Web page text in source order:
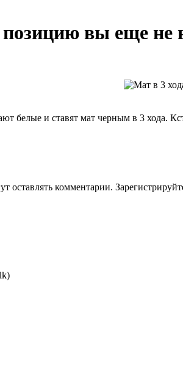
вы еще не
белые и ставят мат черным в 3 хода.
оставлять комментарии.